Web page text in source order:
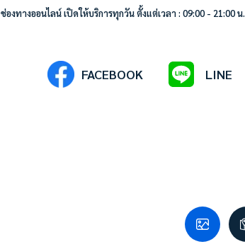
ช่องทางออนไลน์ เปิดให้บริการทุกวัน ตั้งแต่เวลา : 09:00 - 21:00 น.
FACEBOOK LINE